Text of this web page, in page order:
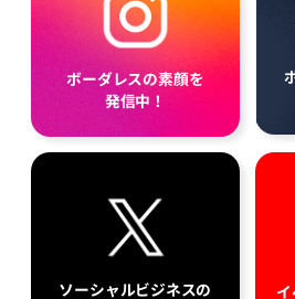
ボーダレスの素顔を
発信中！
ソーシャルビジネスの